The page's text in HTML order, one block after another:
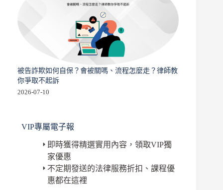
被告詐欺如何自保？會被關嗎、流程怎麼走？律師教
你爭取不起訴
2026-07-10
VIP專屬電子報
即時獲得精選實用內容，領取VIP獨
家優惠
不定期發送的法律服務折扣、課程優
惠都在這裡